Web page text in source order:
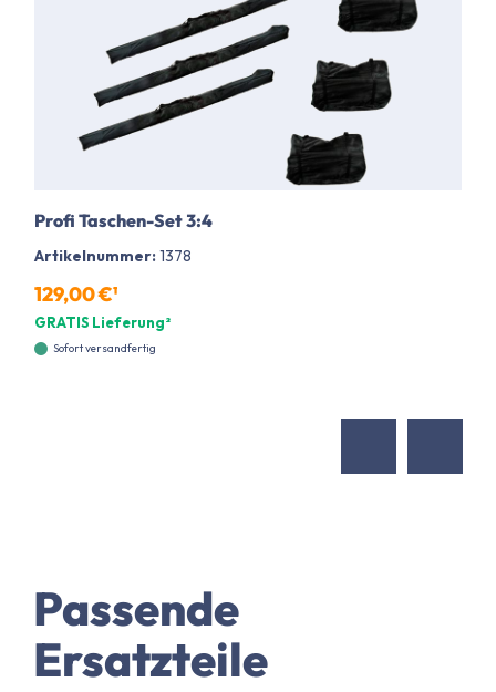
Profi Taschen-Set 3:4
Artikelnummer:1378
129,00 €¹
GRATIS Lieferung²
Sofort versandfertig
Passende
Ersatzteile